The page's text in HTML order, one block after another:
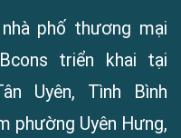
phố thương mại
triển khai tại
Uyên, Tình Bình
phường Uyên Hưng,